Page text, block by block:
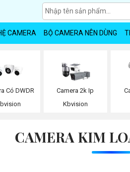
CAMERA BỘ CAMERA NÊN DÙNG
Có DWDR
Camera 2k Ip
Kbvision
CAMERA KIM